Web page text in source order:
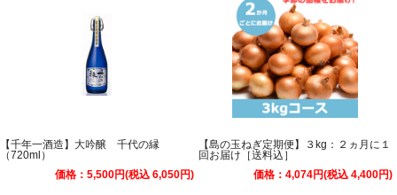
【千年一酒造】大吟醸 千代の縁
（720ml）
価格：5,500円(税込 6,050円)
【島の玉ねぎ定期便】３kg：２ヵ月に１
回お届け［送料込］
価格：4,074円(税込 4,400円)